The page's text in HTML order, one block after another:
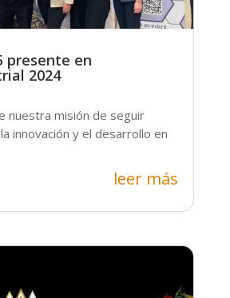
presente en
2024
nuestra misión de seguir
innovación y el desarrollo en
leer más